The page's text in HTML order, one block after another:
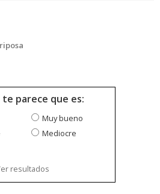
te parece que es:
Muy bueno
Mediocre
resultados